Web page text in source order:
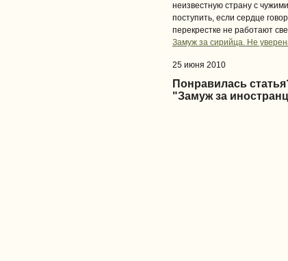
неизвестную страну с
поступить, если сердце
перекрестке не работают
Замуж за сирийца. Не
25 июня 2010
Понравилась
"Замуж за